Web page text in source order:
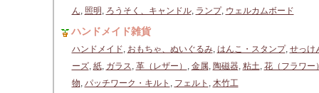
ん, 照明 , ろうそく、キャンドル, ランプ, ウェルカムボード
ハンドメイド雑貨
ハンドメイド, おもちゃ、ぬいぐるみ, はんこ・スタンプ, せっけ
ーズ, 紙, ガラス, 革（レザー） , 金属, 陶磁器, 粘土, 花（フラワー
物, パッチワーク・キルト , フェルト , 木竹工